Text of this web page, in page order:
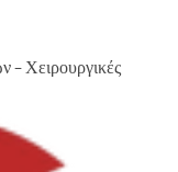
Χειρουργικές